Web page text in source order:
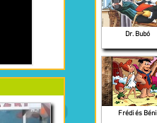
Dr. Bubó
Frédi és Béni